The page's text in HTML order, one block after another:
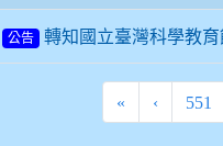
公告 轉知國立臺灣科學教
« ‹ 551